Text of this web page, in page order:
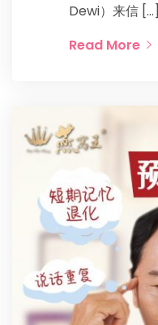
Dewi）来信 […]
Read More